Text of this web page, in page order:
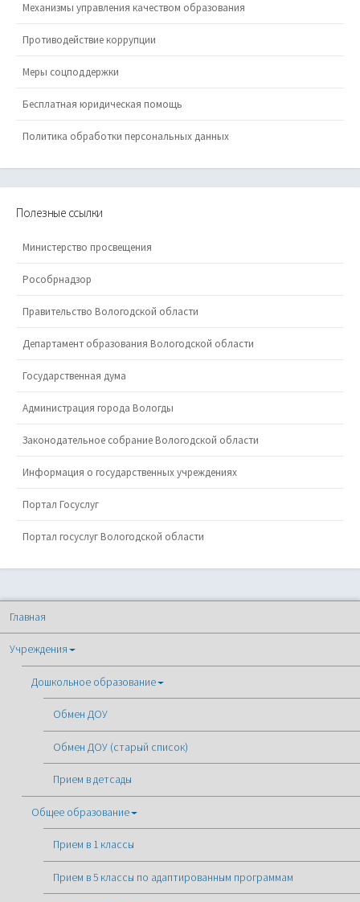
Механизмы управления качеством образования
Противодействие коррупции
Меры соцподдержки
Бесплатная юридическая помощь
Политика обработки персональных данных
Полезные ссылки
Министерство просвещения
Рособрнадзор
Правительство Вологодской области
Департамент образования Вологодской области
Государственная дума
Администрация города Вологды
Законодательное собрание Вологодской области
Информация о государственных учреждениях
Портал Госуслуг
Портал госуслуг Вологодской области
Главная
Учреждения
Дошкольное образование
Обмен ДОУ
Обмен ДОУ (старый список)
Прием в детсады
Общее образование
Прием в 1 классы
Прием в 5 классы по адаптированным программам